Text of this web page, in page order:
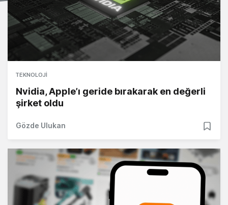
TEKNOLOJI
Nvidia, Apple’ı geride bırakarak en değerli
şirket oldu
Gözde Ulukan